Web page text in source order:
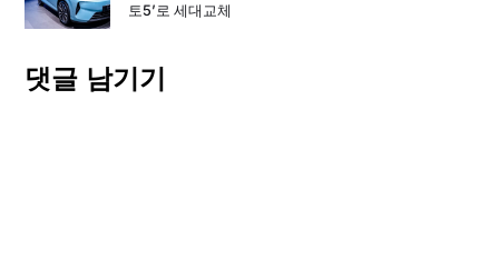
토5’로 세대교체
댓글 남기기